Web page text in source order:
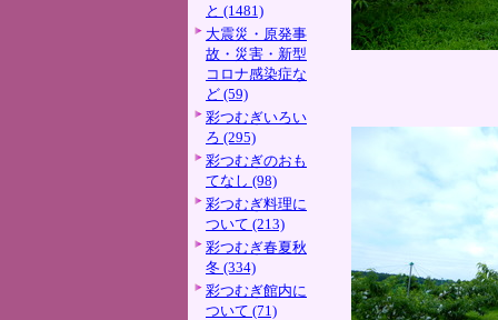
と (1481)
大震災・原発事
故・災害・新型
コロナ感染症な
ど (59)
彩つむぎいろい
ろ (295)
彩つむぎのおも
てなし (98)
彩つむぎ料理に
ついて (213)
彩つむぎ春夏秋
冬 (334)
彩つむぎ館内に
ついて (71)